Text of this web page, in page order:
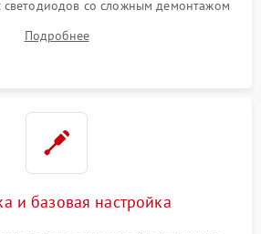
со сложным демонтажом
поврежденных дорожек,
микросхем памяти EEPROM
Подробнее
и базовая настройка